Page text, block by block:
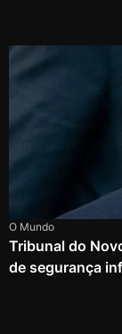
O Mundo
Tribunal do
de segurança